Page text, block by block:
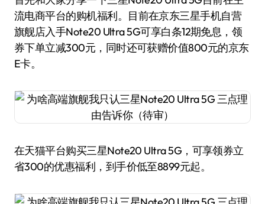
流电商平台的购机福利。目前在京东三星手机自营
旗舰店入手Note20 Ultra 5G可享白条12期免息，领
券下单立减300元，同时还可获赠价值800元的京东
E卡。
在天猫平台购买三星Note20 Ultra 5G，可享领券立
省300的优惠福利，到手价低至8899元起。